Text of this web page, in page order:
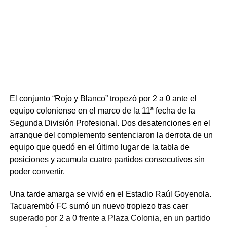
El conjunto “Rojo y Blanco” tropezó por 2 a 0 ante el
equipo coloniense en el marco de la 11ª fecha de la
Segunda División Profesional. Dos desatenciones en el
arranque del complemento sentenciaron la derrota de un
equipo que quedó en el último lugar de la tabla de
posiciones y acumula cuatro partidos consecutivos sin
poder convertir.
Una tarde amarga se vivió en el Estadio Raúl Goyenola.
Tacuarembó FC sumó un nuevo tropiezo tras caer
superado por 2 a 0 frente a Plaza Colonia, en un partido